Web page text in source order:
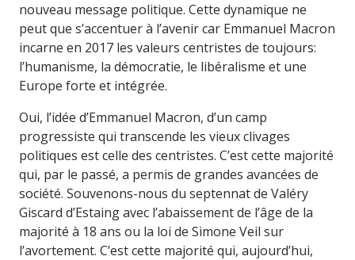
nouveau message politique. Cette dynamique ne
peut que s’accentuer à l’avenir car Emmanuel Macron
incarne en 2017 les valeurs centristes de toujours:
l’humanisme, la démocratie, le libéralisme et une
Europe forte et intégrée.
Oui, l’idée d’Emmanuel Macron, d’un camp
progressiste qui transcende les vieux clivages
politiques est celle des centristes. C’est cette majorité
qui, par le passé, a permis de grandes avancées de
société. Souvenons-nous du septennat de Valéry
Giscard d’Estaing avec l’abaissement de l’âge de la
majorité à 18 ans ou la loi de Simone Veil sur
l’avortement. C’est cette majorité qui, aujourd’hui,